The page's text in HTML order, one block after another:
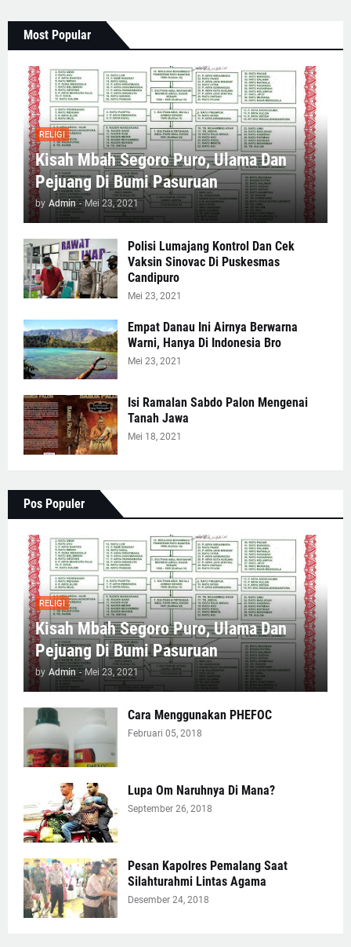
Most Popular
RELIGI
Kisah Mbah Segoro Puro, Ulama Dan
Pejuang Di Bumi Pasuruan
by Admin - Mei 23, 2021
Polisi Lumajang Kontrol Dan Cek
Vaksin Sinovac Di Puskesmas
Candipuro
Mei 23, 2021
Empat Danau Ini Airnya Berwarna
Warni, Hanya Di Indonesia Bro
Mei 23, 2021
Isi Ramalan Sabdo Palon Mengenai
Tanah Jawa
Mei 18, 2021
Pos Populer
RELIGI
Kisah Mbah Segoro Puro, Ulama Dan
Pejuang Di Bumi Pasuruan
by Admin - Mei 23, 2021
Cara Menggunakan PHEFOC
Februari 05, 2018
Lupa Om Naruhnya Di Mana?
September 26, 2018
Pesan Kapolres Pemalang Saat
Silahturahmi Lintas Agama
Desember 24, 2018